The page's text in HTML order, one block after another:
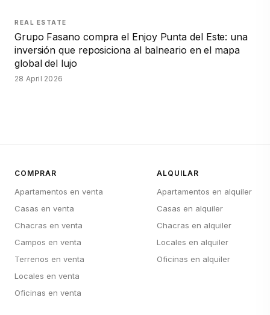
REAL ESTATE
Grupo Fasano compra el Enjoy Punta del Este: una
inversión que reposiciona al balneario en el mapa
global del lujo
28 April 2026
COMPRAR
Apartamentos en venta
Casas en venta
Chacras en venta
Campos en venta
Terrenos en venta
Locales en venta
Oficinas en venta
ALQUILAR
Apartamentos en alquiler
Casas en alquiler
Chacras en alquiler
Locales en alquiler
Oficinas en alquiler